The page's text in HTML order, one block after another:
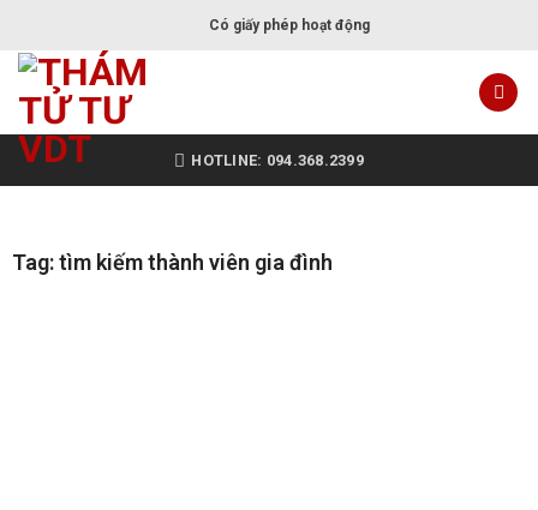
Có giấy phép hoạt động
HOTLINE: 094.368.2399
Tag: tìm kiếm thành viên gia đình